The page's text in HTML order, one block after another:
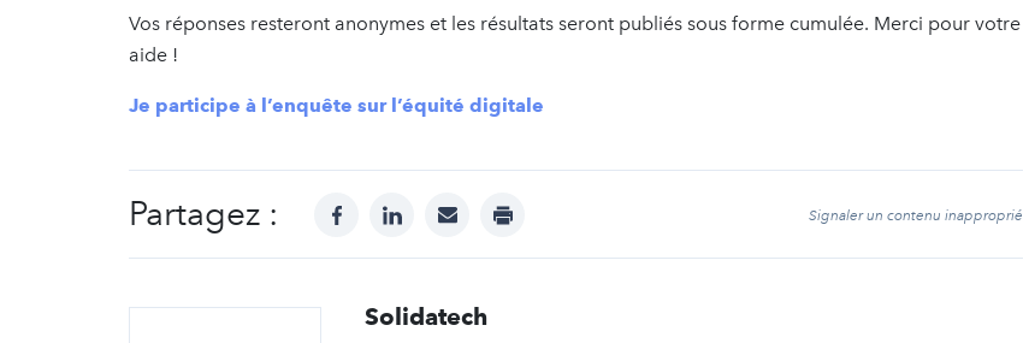
Vos réponses resteront anonymes et les résultats seront publiés sous forme cumulée. Merci pour votre
aide !
Je participe à l’enquête sur l’équité digitale
Partagez : facebooklinkedinmail print Signaler un contenu inapproprié
Solidatech